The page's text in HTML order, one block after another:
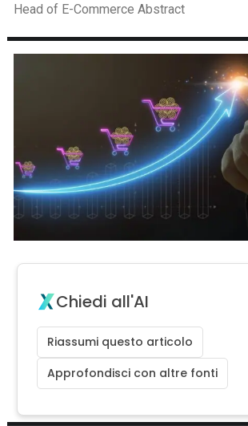
Head of E-Commerce Abstract
Chiedi all'AI
Riassumi questo articolo
Approfondisci con altre fonti